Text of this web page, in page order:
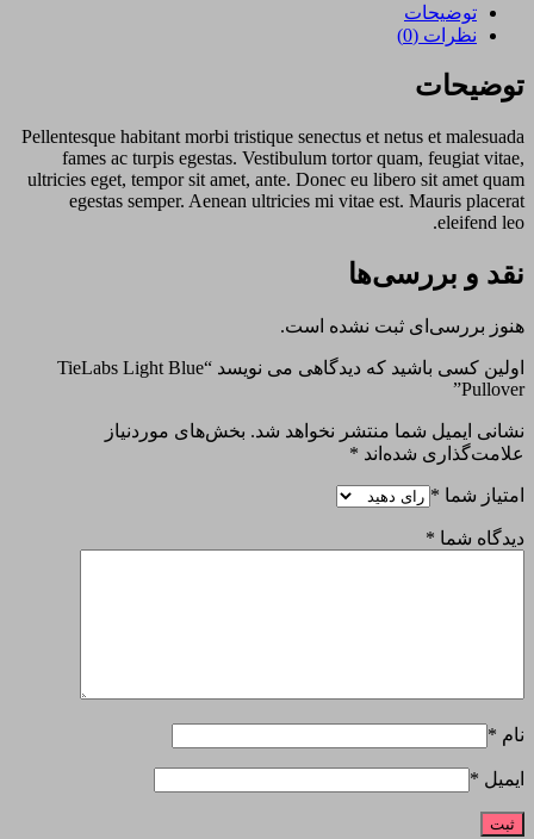
توضیحات
نظرات (0)
توضیحات
Pellentesque habitant morbi tristique senectus et netus et malesuada
fames ac turpis egestas. Vestibulum tortor quam, feugiat vitae,
ultricies eget, tempor sit amet, ante. Donec eu libero sit amet quam
egestas semper. Aenean ultricies mi vitae est. Mauris placerat
eleifend leo.
نقد و بررسی‌ها
هنوز بررسی‌ای ثبت نشده است.
اولین کسی باشید که دیدگاهی می نویسد “TieLabs Light Blue
Pullover”
نشانی ایمیل شما منتشر نخواهد شد. بخش‌های موردنیاز
علامت‌گذاری شده‌اند *
امتیاز شما *
دیدگاه شما *
نام *
ایمیل *